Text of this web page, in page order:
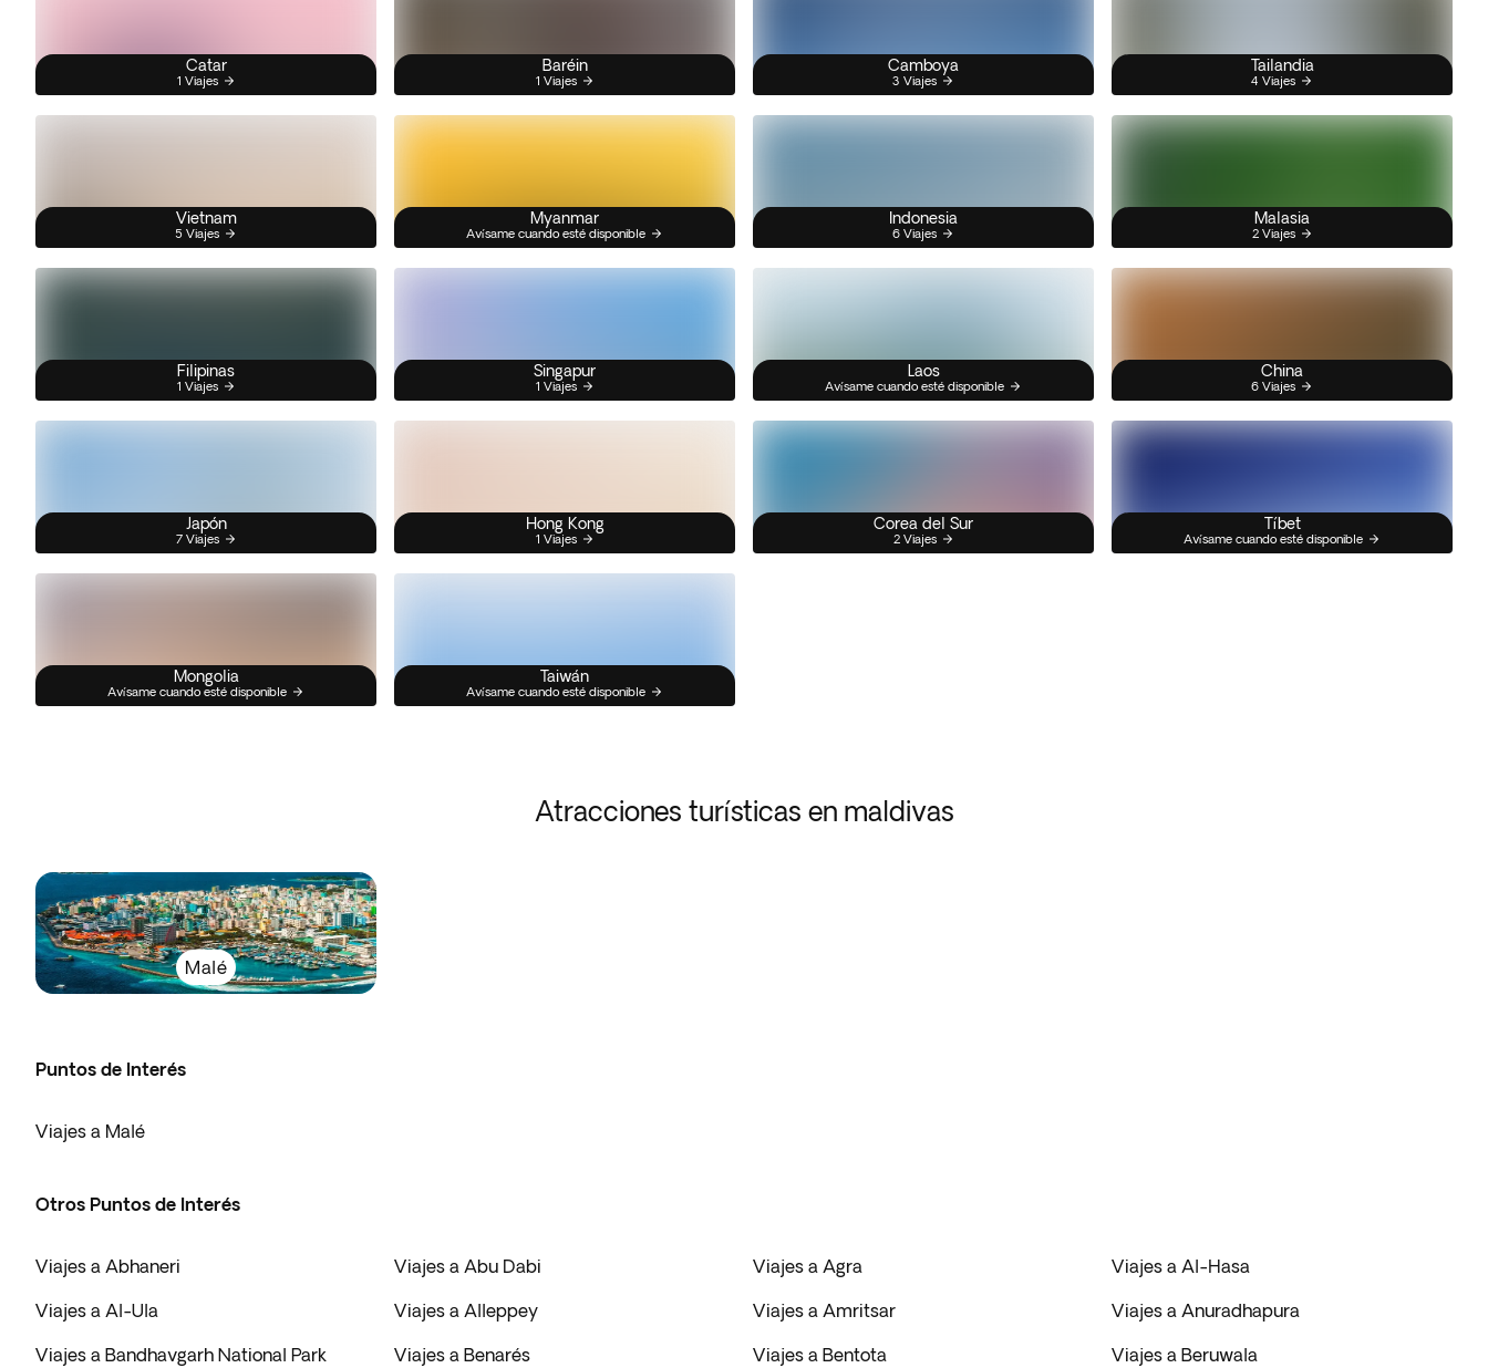
Catar
1 Viajes
Baréin
1 Viajes
Camboya
3 Viajes
Tailandia
4 Viajes
Vietnam
5 Viajes
Myanmar
Avísame cuando esté disponible
Indonesia
6 Viajes
Malasia
2 Viajes
Filipinas
1 Viajes
Singapur
1 Viajes
Laos
Avísame cuando esté disponible
China
6 Viajes
Japón
7 Viajes
Hong Kong
1 Viajes
Corea del Sur
2 Viajes
Tíbet
Avísame cuando esté disponible
Mongolia
Avísame cuando esté disponible
Taiwán
Avísame cuando esté disponible
Atracciones turísticas en maldivas
Malé
Puntos de Interés
Viajes a Malé
Otros Puntos de Interés
Viajes a Abhaneri Viajes a Abu Dabi Viajes a Agra Viajes a Al-Hasa
Viajes a Al-Ula Viajes a Alleppey Viajes a Amritsar Viajes a Anuradhapura
Viajes a Bandhavgarh National Park Viajes a Benarés Viajes a Bentota Viajes a Beruwala